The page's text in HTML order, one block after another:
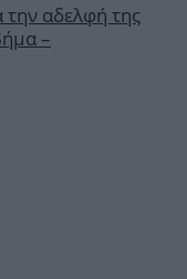
αδελφή της
–